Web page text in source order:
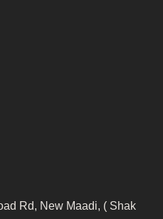
Rd, New Maadi, ( Shak